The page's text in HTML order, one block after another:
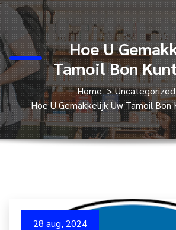
Hoe U
Tamoil Bon
Home>Uncategorized
Hoe U Gemakkelijk Uw Tamoil Bon
28 aug, 2024